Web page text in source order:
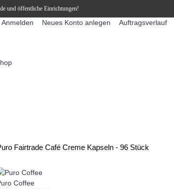
und öffentliche Einrichtungen!
Anmelden Neues Konto anlegen Auftragsverlauf
Fairtrade Café Creme Kapseln - 96 Stück
Coffee